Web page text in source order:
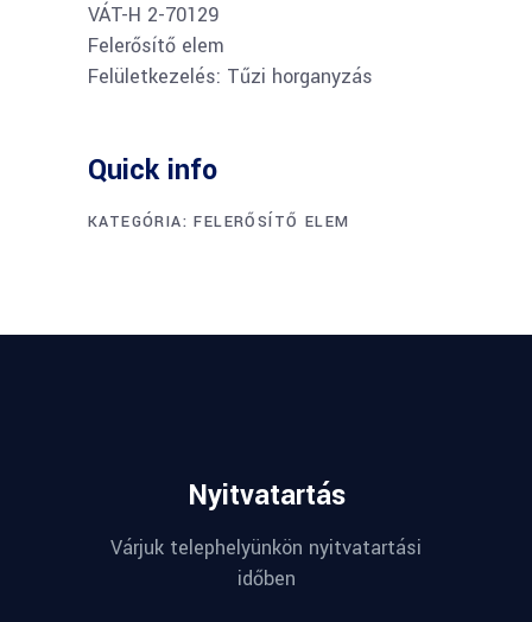
VÁT-H 2-70129
Felerősítő elem
Felületkezelés: Tűzi horganyzás
Quick info
KATEGÓRIA:FELERŐSÍTŐ ELEM
Nyitvatartás
Várjuk telephelyünkön nyitvatartási
időben